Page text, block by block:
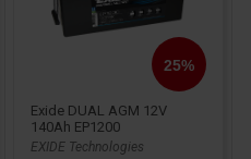
Exide DUAL AGM 12V
140Ah EP1200
EXIDE Technologies